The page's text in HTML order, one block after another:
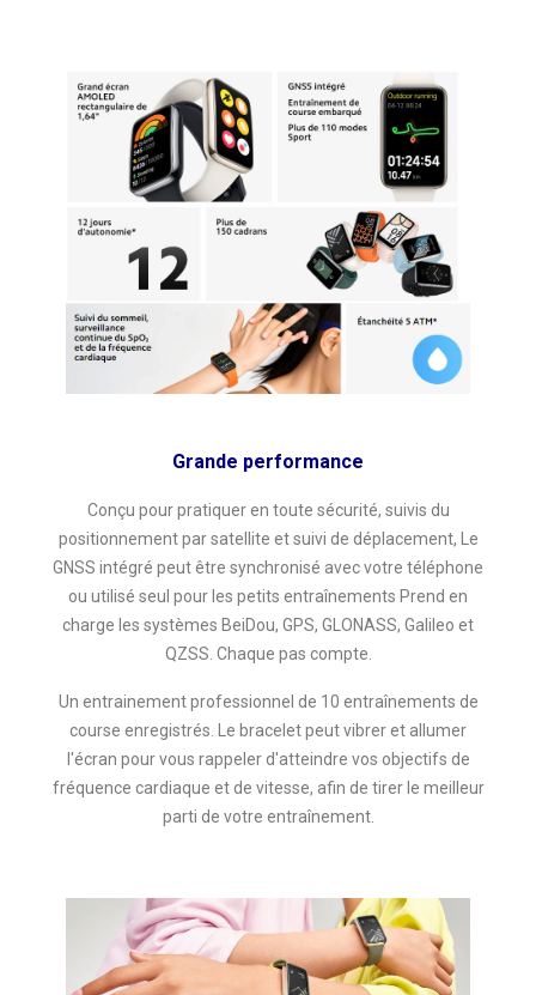
Grande performance
Conçu pour pratiquer en toute sécurité, suivis du
positionnement par satellite et suivi de déplacement, Le
GNSS intégré peut être synchronisé avec votre téléphone
ou utilisé seul pour les petits entraînements Prend en
charge les systèmes BeiDou, GPS, GLONASS, Galileo et
QZSS. Chaque pas compte.
Un entrainement professionnel de 10 entraînements de
course enregistrés. Le bracelet peut vibrer et allumer
l'écran pour vous rappeler d'atteindre vos objectifs de
fréquence cardiaque et de vitesse, afin de tirer le meilleur
parti de votre entraînement.